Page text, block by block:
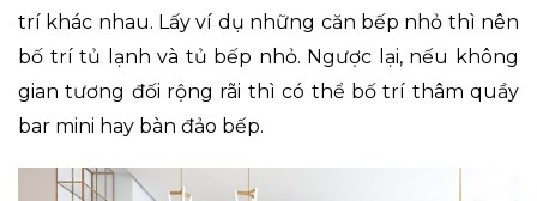
trí khác nhau. Lấy ví dụ những căn bếp nhỏ thì nên
bố trí tủ lạnh và tủ bếp nhỏ. Ngược lại, nếu không
gian tương đối rộng rãi thì có thể bố trí thâm quầy
bar mini hay bàn đảo bếp.